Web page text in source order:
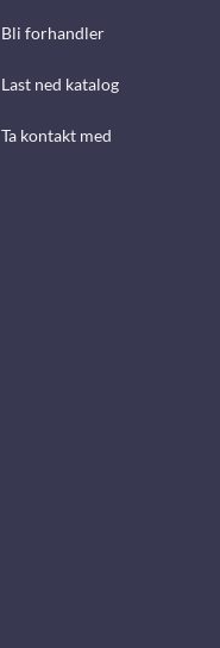
Bli forhandler
Last ned katalog
Ta kontakt med